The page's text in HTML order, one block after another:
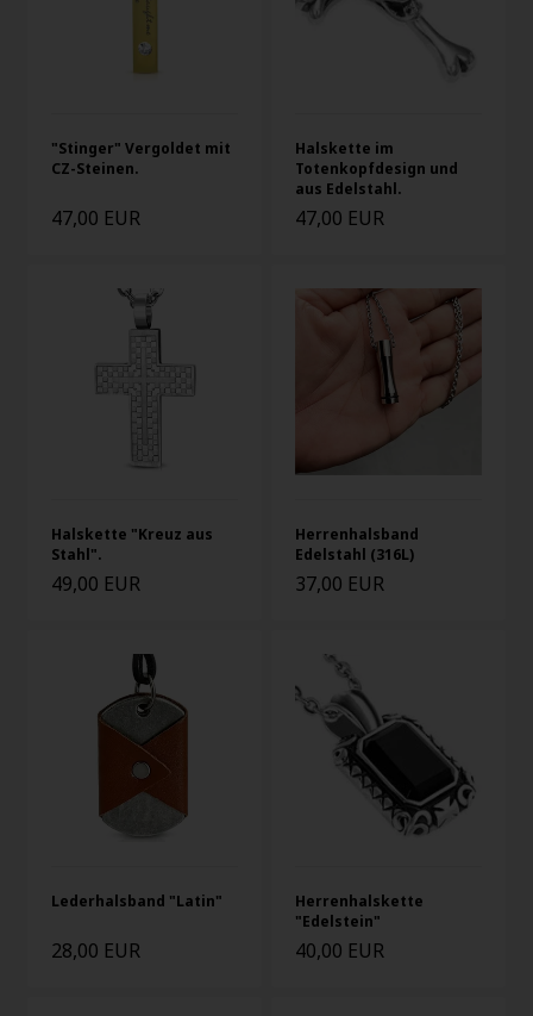
"Stinger" Vergoldet mit
CZ-Steinen.
47,00 EUR
Halskette im
Totenkopfdesign und
aus Edelstahl.
47,00 EUR
Halskette "Kreuz aus
Stahl".
49,00 EUR
Herrenhalsband
Edelstahl (316L)
37,00 EUR
Lederhalsband "Latin"
28,00 EUR
Herrenhalskette
"Edelstein"
40,00 EUR